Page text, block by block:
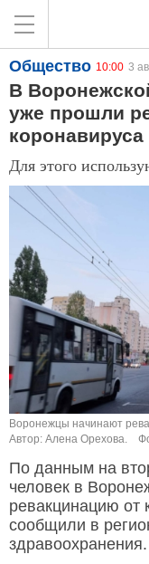
Общество 10:00 3
В
уже прошли
коронавируса
Для этого
Воронежцы начинают
Автор: Алена Орехова.
По данным на
человек в
ревакцинацию от
сообщили в
здравоохранения.